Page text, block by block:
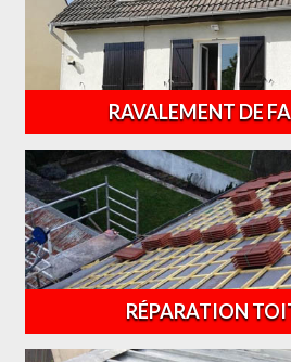
RAVALEMENT DE
RÉPARATION